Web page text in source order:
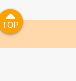
TOP
TOP